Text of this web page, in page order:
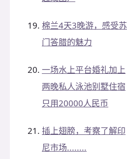
棉兰4天3晚游，感受苏
门答腊的魅力
一场水上平台婚礼加上
两晚私人泳池别墅住宿
只用20000人民币
插上翅膀，考察了解印
尼市场........